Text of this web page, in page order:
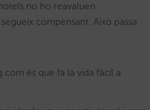
no ho reavaluen
compensant. Això passa
és que fa la vida fàcil a